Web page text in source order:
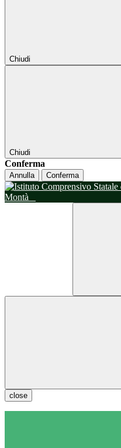
Chiudi
Chiudi
Conferma
Annulla Conferma
Montà
close